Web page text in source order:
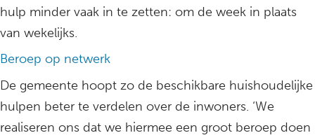
hulp minder vaak in te zetten: om de week in plaats
van wekelijks.
Beroep op netwerk
De gemeente hoopt zo de beschikbare huishoudelijke
hulpen beter te verdelen over de inwoners. ‘We
realiseren ons dat we hiermee een groot beroep doen